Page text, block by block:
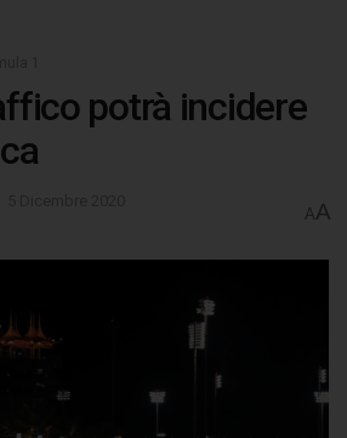
potrà incidere
AA